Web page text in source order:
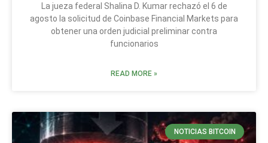
La jueza federal Shalina D. Kumar rechazó el 6 de
agosto la solicitud de Coinbase Financial Markets para
obtener una orden judicial preliminar contra
funcionarios
READ MORE »
NOTICIAS BITCOIN